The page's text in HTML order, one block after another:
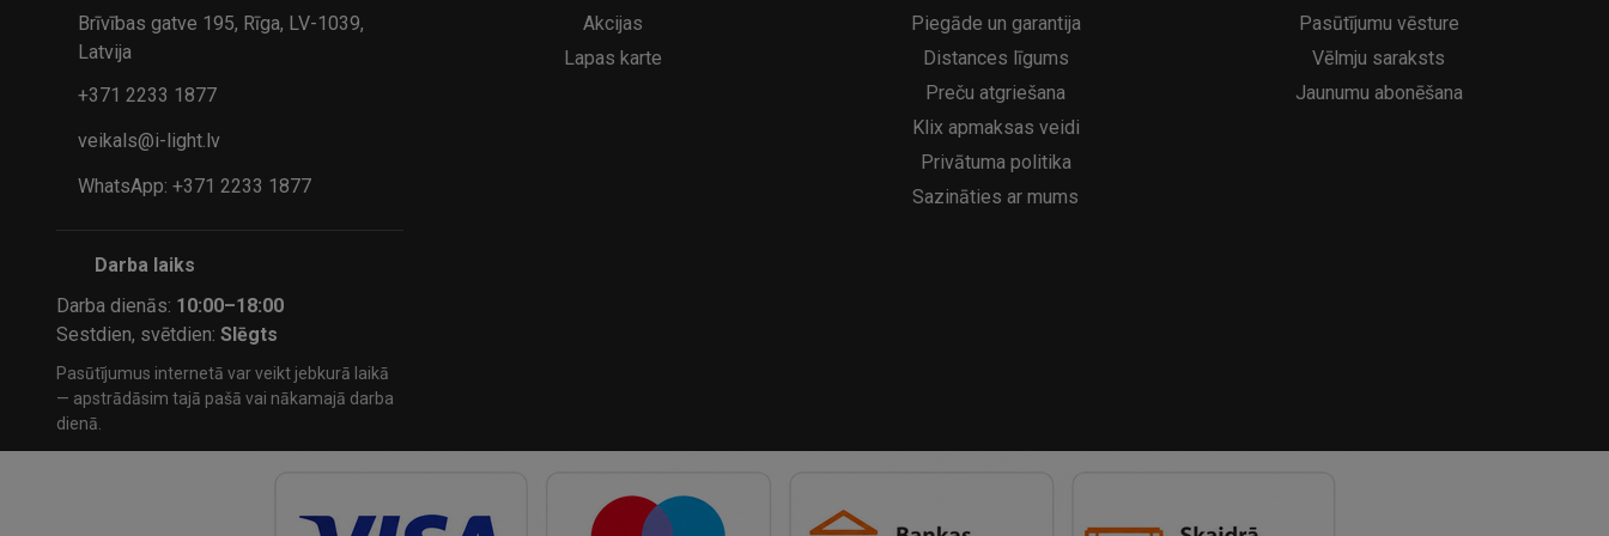
Brīvības gatve 195, Rīga, LV-1039,
Latvija
+371 2233 1877
veikals@i-light.lv
WhatsApp: +371 2233 1877
Darba laiks
Darba dienās: 10:00–18:00
Sestdien, svētdien:Slēgts
Pasūtījumus internetā var veikt jebkurā laikā
— apstrādāsim tajā pašā vai nākamajā darba
dienā.
Akcijas
Lapas karte
Piegāde un garantija
Distances līgums
Preču atgriešana
Klix apmaksas veidi
Privātuma politika
Sazināties ar mums
Pasūtījumu vēsture
Vēlmju saraksts
Jaunumu abonēšana